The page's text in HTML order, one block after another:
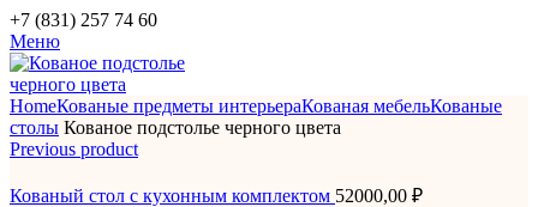
+7 (831) 257 74 60
Меню
HomeКованые предметы интерьераКованая мебельКованые
столы Кованое подстолье черного цвета
Previous product
Кованый стол с кухонным комплектом 52000,00 ₽